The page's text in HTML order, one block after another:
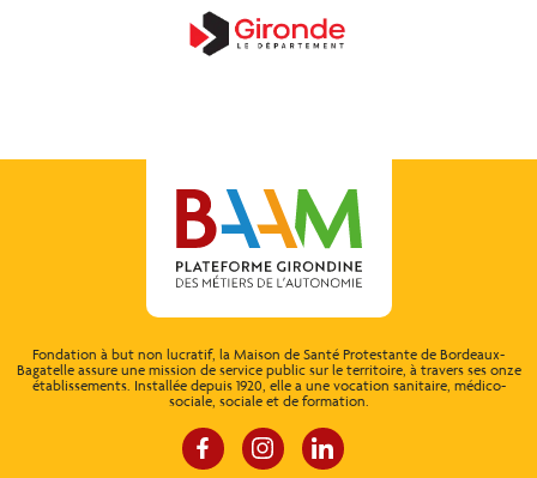
Fondation à but non lucratif, la Maison de Santé Protestante de Bordeaux-
Bagatelle assure une mission de service public sur le territoire, à travers ses onze
établissements. Installée depuis 1920, elle a une vocation sanitaire, médico-
sociale, sociale et de formation.